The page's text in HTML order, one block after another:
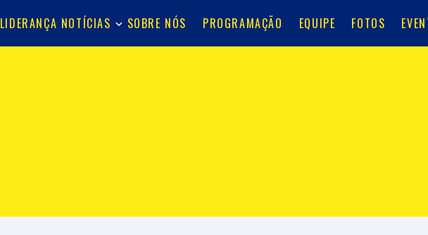
LIDERANÇA NOTÍCIAS SOBRE NÓS PROGRAMAÇÃO EQUIPE FOTOS